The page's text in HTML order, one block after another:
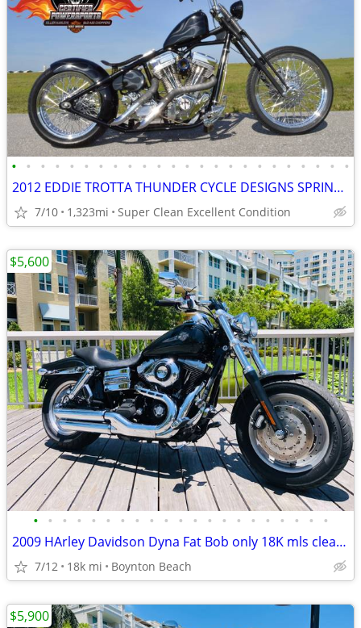
• • • • • • • • • • • • • • • • • • • • • • • •
2012 EDDIE TROTTA THUNDER CYCLE DESIGNS SPRINGER BOBBER CHOPPER
7/10 1,323mi Super Clean Excellent Condition
• • • • • • • • • • • • • • • • • • • • •
2009 HArley Davidson Dyna Fat Bob only 18K mls clean FINANCING
7/12 18k mi Boynton Beach
$5,600
$5,900